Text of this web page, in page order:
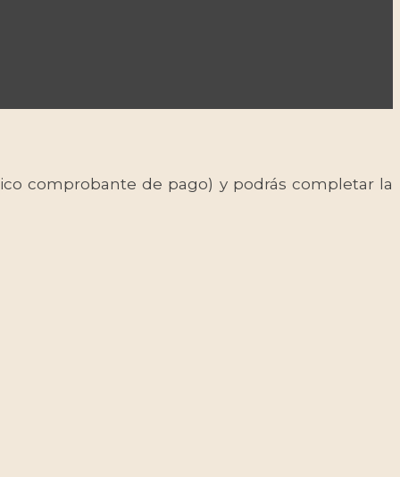
comprobante de pago) y podrás completar la